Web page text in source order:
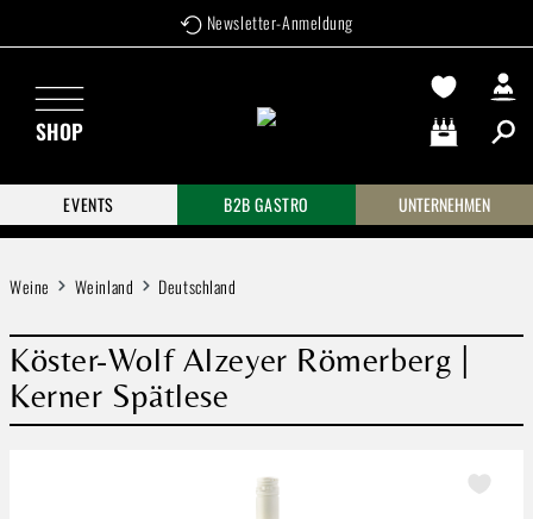
Zum Hauptinhalt springen Newsletter-Anmeldung
SHOP
Warenkorb
EVENTS
B2B GASTRO UNTERNEHMEN
Weine Weinland Deutschland
Köster-Wolf Alzeyer Römerberg |
Kerner Spätlese